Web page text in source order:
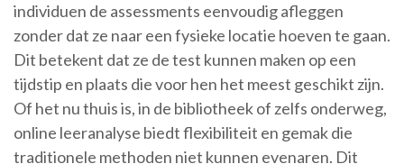
individuen de assessments eenvoudig afleggen
zonder dat ze naar een fysieke locatie hoeven te gaan.
Dit betekent dat ze de test kunnen maken op een
tijdstip en plaats die voor hen het meest geschikt zijn.
Of het nu thuis is, in de bibliotheek of zelfs onderweg,
online leeranalyse biedt flexibiliteit en gemak die
traditionele methoden niet kunnen evenaren. Dit